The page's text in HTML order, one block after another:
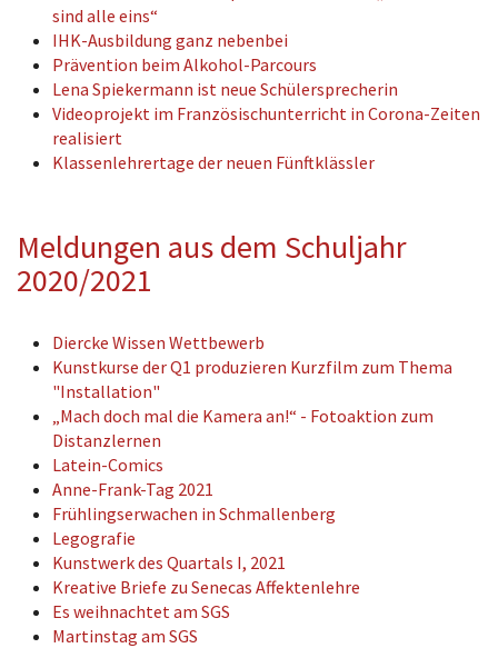
sind alle eins“
IHK-Ausbildung ganz nebenbei
Prävention beim Alkohol-Parcours
Lena Spiekermann ist neue Schülersprecherin
Videoprojekt im Französischunterricht in Corona-Zeiten
realisiert
Klassenlehrertage der neuen Fünftklässler
Meldungen aus dem Schuljahr
2020/2021
Diercke Wissen Wettbewerb
Kunstkurse der Q1 produzieren Kurzfilm zum Thema
"Installation"
„Mach doch mal die Kamera an!“ - Fotoaktion zum
Distanzlernen
Latein-Comics
Anne-Frank-Tag 2021
Frühlingserwachen in Schmallenberg
Legografie
Kunstwerk des Quartals I, 2021
Kreative Briefe zu Senecas Affektenlehre
Es weihnachtet am SGS
Martinstag am SGS